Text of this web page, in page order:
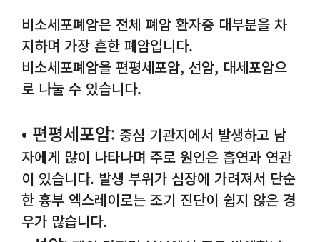
비소세포폐암은 전체 폐암 환자중 대부분을 차
지하며 가장 흔한 폐암입니다.
비소세포폐암을 편평세포암, 선암, 대세포암으
로 나눌 수 있습니다.
• 편평세포암: 중심 기관지에서 발생하고 남
자에게 많이 나타나며 주로 원인은 흡연과 연관
이 있습니다. 발생 부위가 심장에 가려져서 단순
한 흉부 엑스레이로는 조기 진단이 쉽지 않은 경
우가 많습니다.